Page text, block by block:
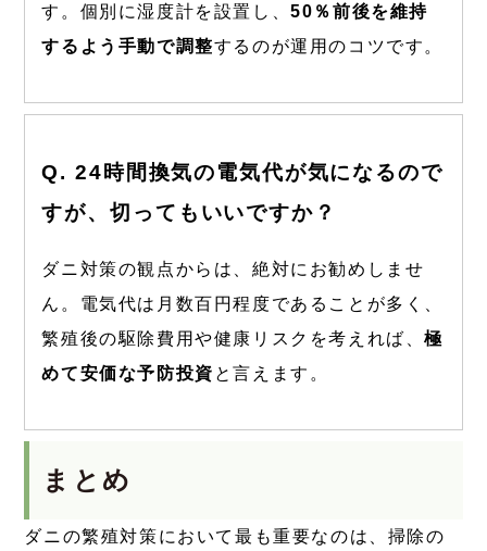
す。個別に湿度計を設置し、50％前後を維持
するよう手動で調整するのが運用のコツです。
Q. 24時間換気の電気代が気になるので
すが、切ってもいいですか？
ダニ対策の観点からは、絶対にお勧めしませ
ん。電気代は月数百円程度であることが多く、
繁殖後の駆除費用や健康リスクを考えれば、極
めて安価な予防投資 と言えます。
まとめ
ダニの繁殖対策において最も重要なのは、掃除の